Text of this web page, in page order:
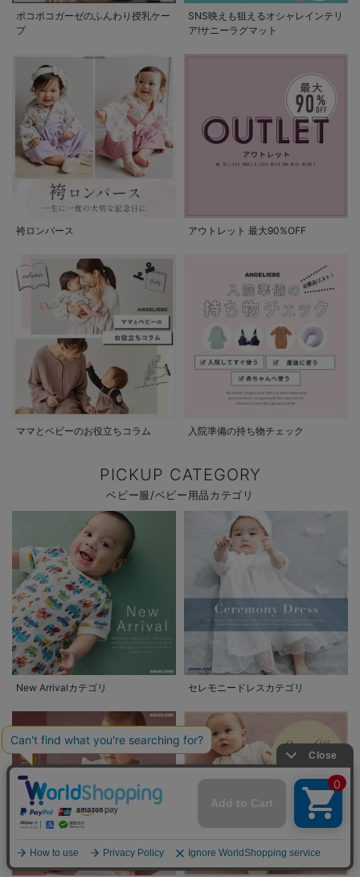
ポコポコガーゼのふんわり授乳ケー
プ
SNS映えも狙えるオシャレインテリ
ア!サニーラグマット
袴ロンパース アウトレット 最大90%OFF
ママとベビーのお役立ちコラム 入院準備の持ち物チェック
PICKUP CATEGORY
ベビー服/ベビー用品カテゴリ
New Arrivalカテゴリ セレモニードレスカテゴリ